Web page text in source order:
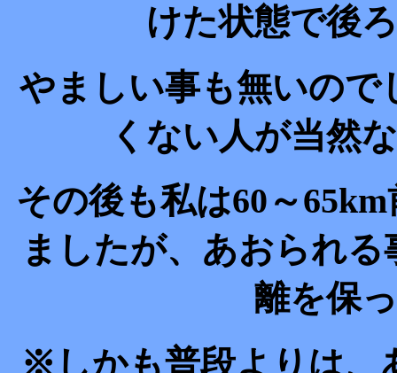
けた状態で後
やましい事も無いので
くない人が当然
その後も私は60～
ましたが、あおられ
離を保
※しかも普段よりは、